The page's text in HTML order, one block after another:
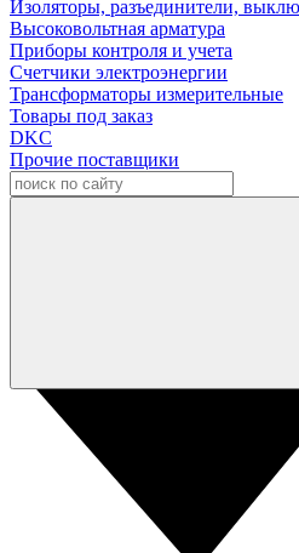
Изоляторы, разъединители,
Высоковольтная арматура
Приборы контроля и учета
Счетчики электроэнергии
Трансформаторы измерительные
Товары под заказ
DKC
Прочие поставщики